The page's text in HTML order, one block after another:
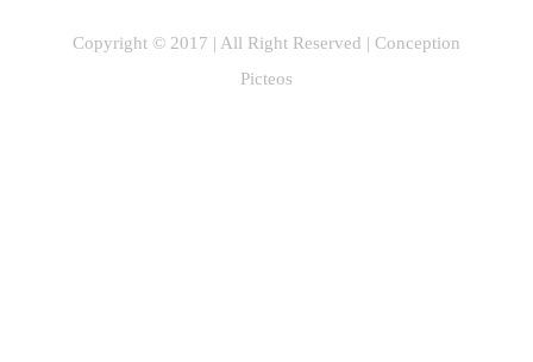
Copyright © 2017 | All Right Reserved | Conception
Picteos